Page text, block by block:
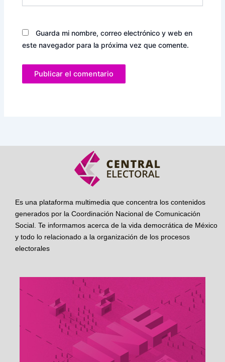
Guarda mi nombre, correo electrónico y web en
este navegador para la próxima vez que comente.
Es una plataforma multimedia que concentra los contenidos
generados por la Coordinación Nacional de Comunicación
Social. Te informamos acerca de la vida democrática de México
y todo lo relacionado a la organización de los procesos
electorales